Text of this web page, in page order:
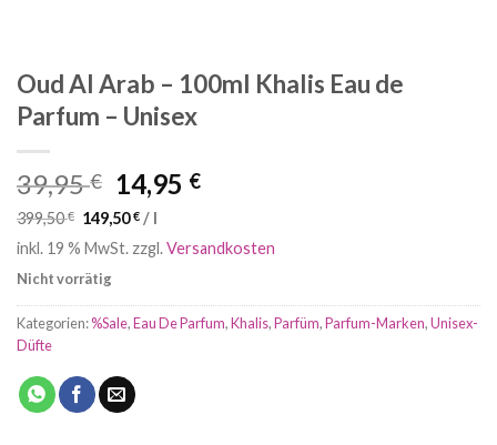
Oud Al Arab – 100ml Khalis Eau de
Parfum – Unisex
39,95€
Ursprünglicher
Preis
war:
39,95 €
14,95 €Aktueller
ist:
14,95 €.
399,50€ 149,50€ / l
inkl. 19 % MwSt. zzgl.Versandkosten
Nicht vorrätig
Kategorien:%Sale,Eau De Parfum,Khalis,Parfüm,Parfum-Marken,Unisex-
Düfte